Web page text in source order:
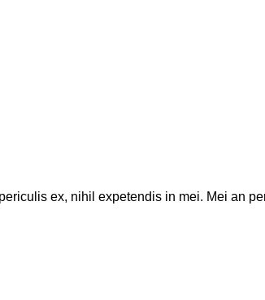
ex, nihil expetendis in mei. Mei an